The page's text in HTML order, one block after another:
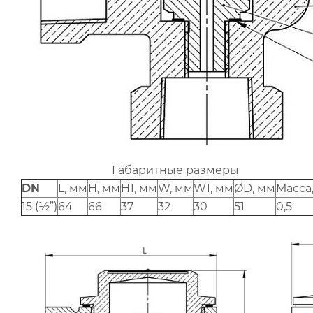
Габаритные размеры
DN
L, мм H, мм H1, ммW, ммW1, мм ØD, мм
15 (½”)64 66 37 32 30 51 0,5